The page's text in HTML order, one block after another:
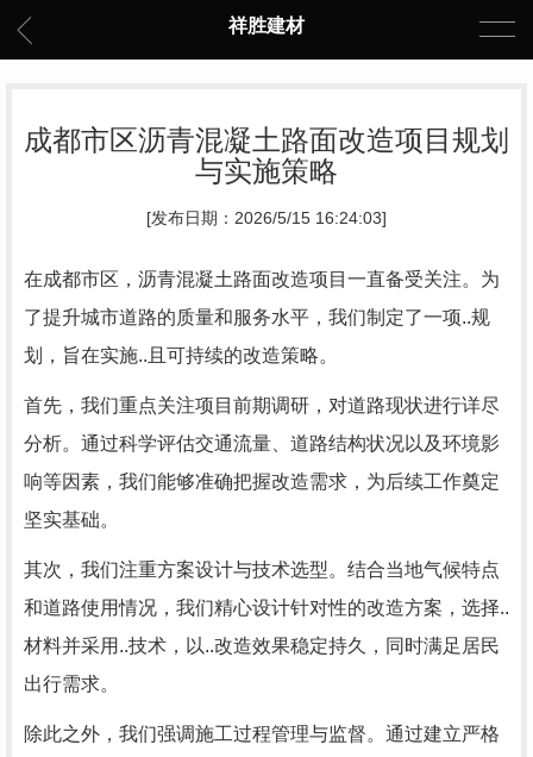
祥胜建材
成都市区沥青混凝土路面改造项目规划
与实施策略
[发布日期：2026/5/15 16:24:03]
在成都市区，沥青混凝土路面改造项目一直备受关注。为
了提升城市道路的质量和服务水平，我们制定了一项..规
划，旨在实施..且可持续的改造策略。
首先，我们重点关注项目前期调研，对道路现状进行详尽
分析。通过科学评估交通流量、道路结构状况以及环境影
响等因素，我们能够准确把握改造需求，为后续工作奠定
坚实基础。
其次，我们注重方案设计与技术选型。结合当地气候特点
和道路使用情况，我们精心设计针对性的改造方案，选择..
材料并采用..技术，以..改造效果稳定持久，同时满足居民
出行需求。
除此之外，我们强调施工过程管理与监督。通过建立严格